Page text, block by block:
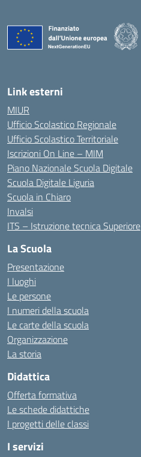
Link esterni
MIUR
Ufficio Scolastico Regionale
Ufficio Scolastico Territoriale
Iscrizioni On Line – MIM
Piano Nazionale Scuola Digitale
Scuola Digitale Liguria
Scuola in Chiaro
Invalsi
ITS – Istruzione tecnica Superiore
La Scuola
Presentazione
I luoghi
Le persone
I numeri della scuola
Le carte della scuola
Organizzazione
La storia
Didattica
Offerta formativa
Le schede didattiche
I progetti delle classi
I servizi